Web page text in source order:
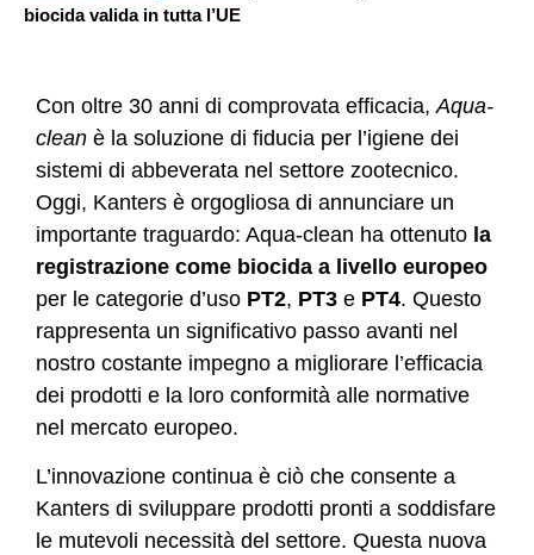
biocida valida in tutta l’UE
Con oltre 30 anni di comprovata efficacia,Aqua-
clean è la soluzione di fiducia per l’igiene dei
sistemi di abbeverata nel settore zootecnico.
Oggi, Kanters è orgogliosa di annunciare un
importante traguardo: Aqua-clean ha ottenuto la
registrazione come biocida a livello europeo
per le categorie d’uso PT2, PT3 e PT4. Questo
rappresenta un significativo passo avanti nel
nostro costante impegno a migliorare l’efficacia
dei prodotti e la loro conformità alle normative
nel mercato europeo.
L’innovazione continua è ciò che consente a
Kanters di sviluppare prodotti pronti a soddisfare
le mutevoli necessità del settore. Questa nuova